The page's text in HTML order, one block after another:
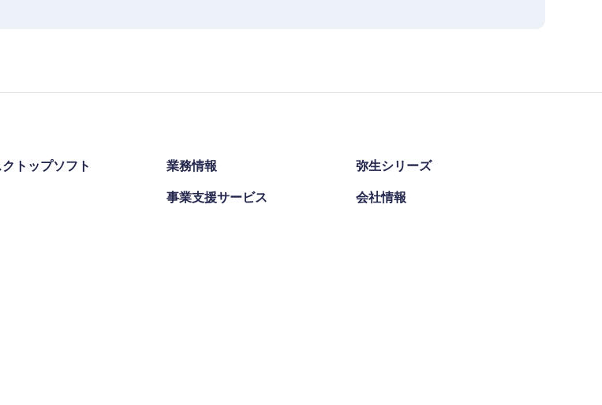
トップソフト
業務情報
事業支援サービス
弥生シリーズ
会社情報